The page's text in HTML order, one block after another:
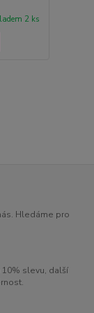
2 ks
Hledáme pro
slevu, další